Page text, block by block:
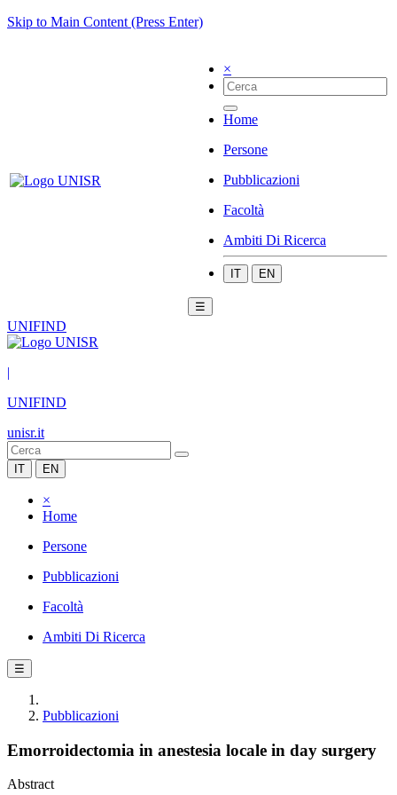
Skip to Main Content (Press Enter)
×
Home
Persone
Pubblicazioni
Facoltà
Ambiti Di Ricerca
IT EN
☰
UNIFIND
|
UNIFIND
unisr.it
IT EN
×
Home
Persone
Pubblicazioni
Facoltà
Ambiti Di Ricerca
☰
Pubblicazioni
Emorroidectomia in anestesia locale in day surgery
Abstract